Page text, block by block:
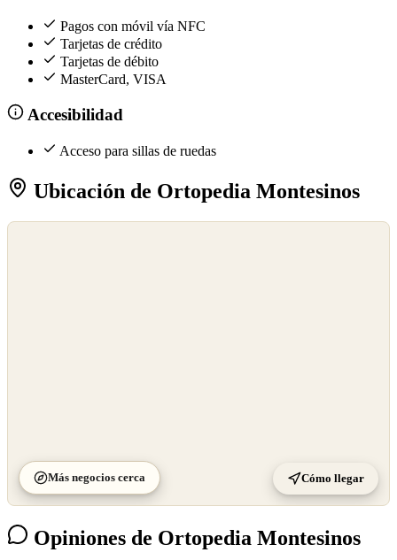
Pagos con móvil vía NFC
Tarjetas de crédito
Tarjetas de débito
MasterCard, VISA
Accesibilidad
Acceso para sillas de ruedas
Ubicación de Ortopedia Montesinos
Más negocios cerca Cómo llegar
Opiniones de Ortopedia Montesinos